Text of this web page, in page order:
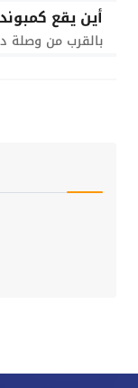
أين يقع
بالقرب من وصلة